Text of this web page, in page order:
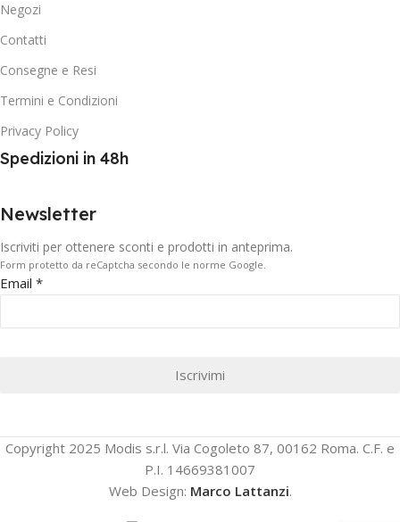
Negozi
Contatti
Consegne e Resi
Termini e Condizioni
Privacy Policy
Spedizioni in 48h
Newsletter
Iscriviti per ottenere sconti e prodotti in anteprima.
Form protetto da reCaptcha secondo le norme Google.
Email *
Iscrivimi
Copyright 2025 Modis s.r.l. Via Cogoleto 87, 00162 Roma. C.F. e
P.I. 14669381007
Web Design: Marco Lattanzi.